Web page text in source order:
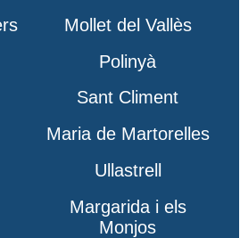
Mollet del Vallès
Polinyà
Sant Climent
Maria de Martorelles
Ullastrell
Margarida i els
Monjos